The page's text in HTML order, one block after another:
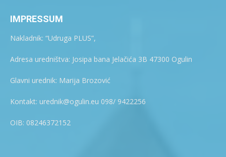
IMPRESSUM
Nakladnik: “Udruga PLUS”,
Adresa uredništva: Josipa bana Jelačića 3B 47300 Ogulin
Glavni urednik: Marija Brozović
Kontakt: urednik@ogulin.eu 098/ 9422256
OIB: 08246372152